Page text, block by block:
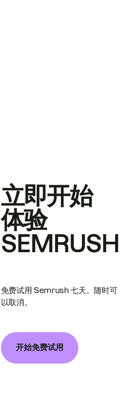
立即开始
体验
SEMRUSH
免费试用 Semrush 七天。随时可
以取消。
开始免费试用